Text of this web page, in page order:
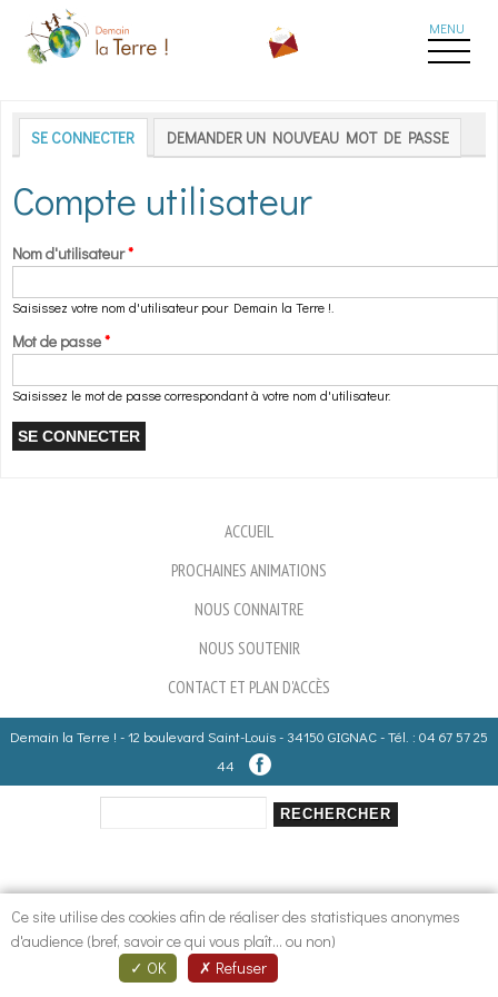
Aller au contenu principal
Onglets principaux
SE CONNECTER (ONGLET ACTIF)
DEMANDER UN NOUVEAU MOT DE PASSE
Compte utilisateur
Nom d'utilisateur*
Saisissez votre nom d'utilisateur pour Demain la Terre !.
Mot de passe*
Saisissez le mot de passe correspondant à votre nom d'utilisateur.
ACCUEIL
PROCHAINES ANIMATIONS
NOUS CONNAITRE
NOUS SOUTENIR
CONTACT ET PLAN D'ACCÈS
Demain la Terre ! - 12 boulevard Saint-Louis - 34150 GIGNAC - Tél. : 04 67 57 25
44
Ce site utilise des cookies afin de réaliser des statistiques anonymes
d'audience (bref, savoir ce qui vous plaît... ou non)
OK
Refuser